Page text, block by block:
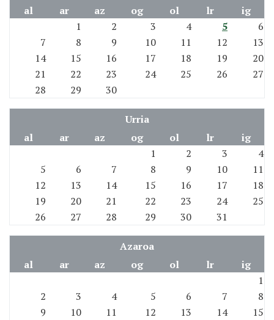
al
ar az og ol lr
ig
1
2 3 4 5
6
7
8 9 10 11 12
13
14
15 16 17 18 19
20
21
22 23 24 25 26
27
28
29 30
Urria
al
ar az og ol lr
ig
1
2 3
4
5
6 7 8 9 10
11
12
13 14 15 16 17
18
19
20 21 22 23 24
25
26
27 28 29 30 31
Azaroa
al
ar az og ol lr
ig
1
2
3 4 5 6 7
8
9
10 11 12 13 14
15